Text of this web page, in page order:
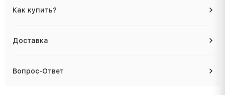
Как купить?
Доставка
Вопрос-Ответ